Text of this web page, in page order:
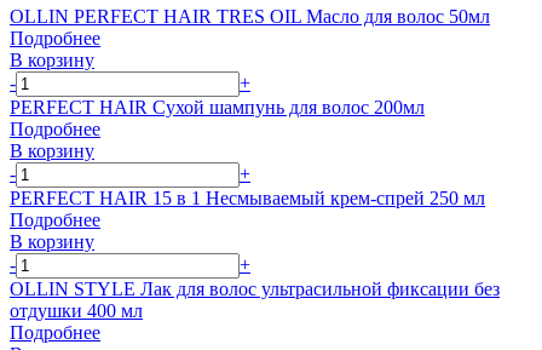
OLLIN PERFECT HAIR TRES OIL Масло для волос 50мл
Подробнее
В корзину
-
+
PERFECT HAIR Сухой шампунь для волос 200мл
Подробнее
В корзину
-
+
PERFECT HAIR 15 в 1 Несмываемый крем-спрей 250 мл
Подробнее
В корзину
-
+
OLLIN STYLE Лак для волос ультрасильной фиксации без
отдушки 400 мл
Подробнее